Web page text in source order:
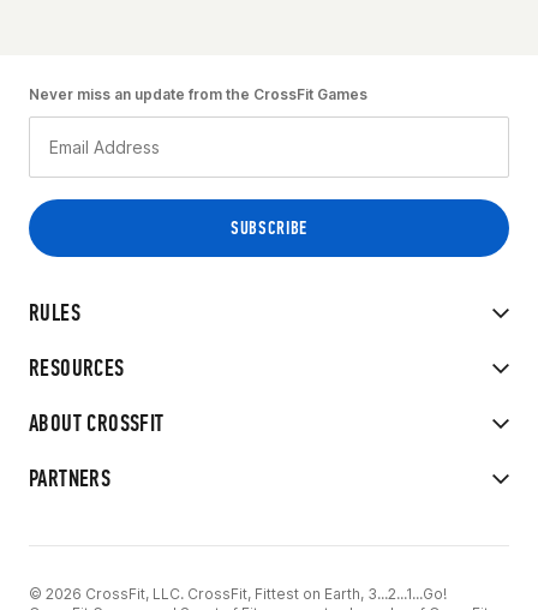
RULES
RESOURCES
ABOUT CROSSFIT
PARTNERS
Never miss an update from the CrossFit Games
© 2026 CrossFit, LLC. CrossFit, Fittest on Earth, 3...2...1...Go!